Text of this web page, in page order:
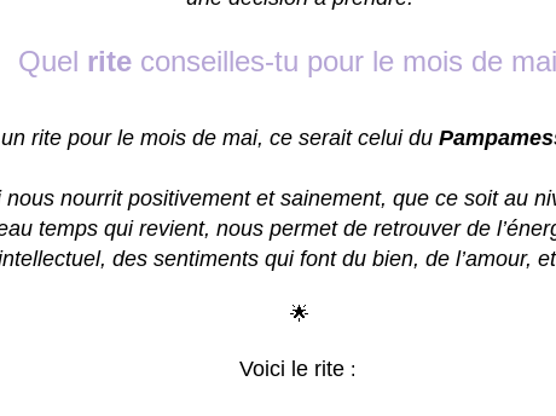
Quel rite conseilles-tu pour le mois de
rite pour le mois de mai, ce serait celui du
nourrit positivement et sainement, que ce soit au
temps qui revient, nous permet de retrouver de
des sentiments qui font du bien, de l’amour,
🌟
Voici le rite :